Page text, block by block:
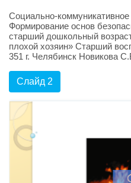
Социально-коммуникативное
Формирование основ
старший дошкольный
плохой хозяин» Старший
351 г. Челябинск Новикова
Слайд 2